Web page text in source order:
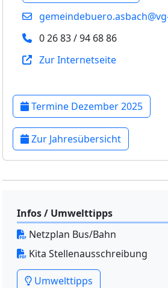
0 26 83 / 94 68 86
Zur Internetseite
Termine Dezember 2025
Zur Jahresübersicht
Infos / Umwelttipps
Netzplan Bus/Bahn
Kita Stellenausschreibung
Umwelttipps